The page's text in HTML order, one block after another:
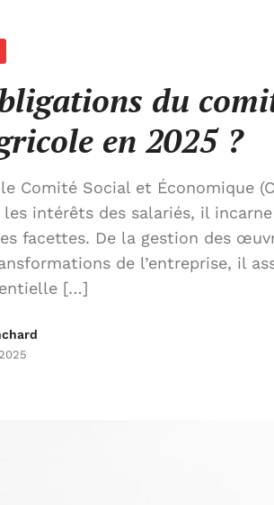
d’entreprise Crédit Agricole en 2025 ?
du
en 2025 ?
Comité Social et Économique
intérêts des salariés, il
facettes. De la gestion des
de l’entreprise, il
[…]